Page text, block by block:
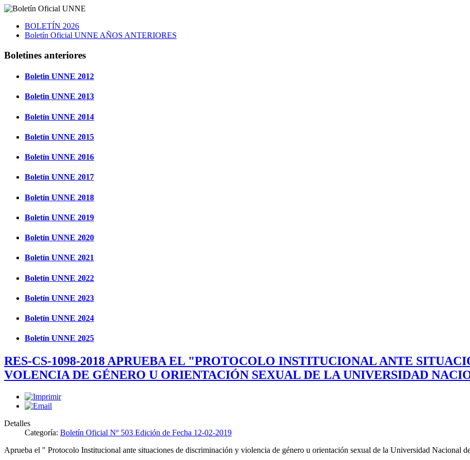
BOLETÍN 2026
Boletín Oficial UNNE AÑOS ANTERIORES
Boletines anteriores
Boletin UNNE 2012
Boletin UNNE 2013
Boletín UNNE 2014
Boletín UNNE 2015
Boletín UNNE 2016
Boletín UNNE 2017
Boletín UNNE 2018
Boletín UNNE 2019
Boletín UNNE 2020
Boletín UNNE 2021
Boletín UNNE 2022
Boletín UNNE 2023
Boletín UNNE 2024
Boletín UNNE 2025
RES-CS-1098-2018 APRUEBA EL "PROTOCOLO INSTITUCIONAL ANTE
VOLENCIA DE GÉNERO U ORIENTACIÓN SEXUAL DE LA UNIVERSIDAD
Detalles
Categoría: Boletín Oficial Nº 503 Edición de Fecha 12-02-2019
Aprueba el " Protocolo Institucional ante situaciones de discriminación y violencia de género u orientación sexual de la Universidad Nacional